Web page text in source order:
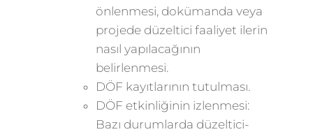
önlenmesi, dokümanda veya
projede düzeltici faaliyet ilerin
nasıl yapılacağının
belirlenmesi.
DÖF kayıtlarının tutulması.
DÖF etkinliğinin izlenmesi:
Bazı durumlarda düzeltici-